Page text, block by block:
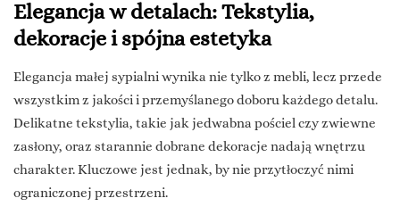
Elegancja w detalach: Tekstylia,
dekoracje i spójna estetyka
Elegancja małej sypialni wynika nie tylko z mebli, lecz przede
wszystkim z jakości i przemyślanego doboru każdego detalu.
Delikatne tekstylia, takie jak jedwabna pościel czy zwiewne
zasłony, oraz starannie dobrane dekoracje nadają wnętrzu
charakter. Kluczowe jest jednak, by nie przytłoczyć nimi
ograniczonej przestrzeni.